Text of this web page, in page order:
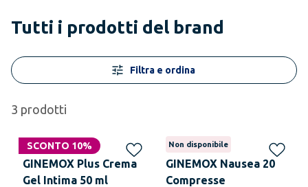
Tutti i prodotti del brand
Filtra e ordina
3 prodotti
SCONTO 10%
GINEMOX Plus Crema
Gel Intima 50 ml
Non disponibile
GINEMOX Nausea 20
Compresse